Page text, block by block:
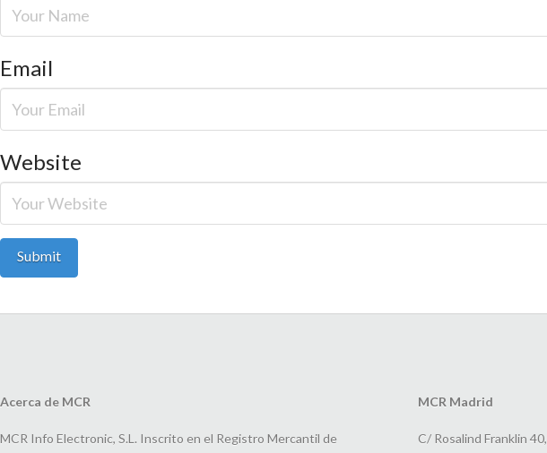
Email
Website
Acerca de MCR
MCR Info Electronic, S.L. Inscrito en el Registro Mercantil de
MCR Madrid
C/ Rosalind Franklin 40,